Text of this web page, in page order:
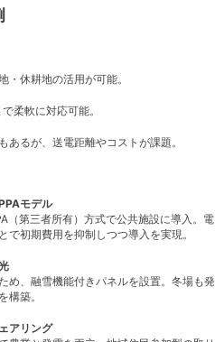
・休耕地の活用が可能。
柔軟に対応可能。
あるが、送電距離やコストが課題。
モデル
（第三者所有）方式で公共施設に導入。電
で初期費用を抑制しつつ導入を実現。
め、融雪機能付きパネルを設置。冬場も発
構築。
アリング